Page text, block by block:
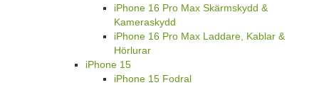
iPhone 16 Pro Max Skärmskydd &
Kameraskydd
iPhone 16 Pro Max Laddare, Kablar &
Hörlurar
iPhone 15
iPhone 15 Fodral